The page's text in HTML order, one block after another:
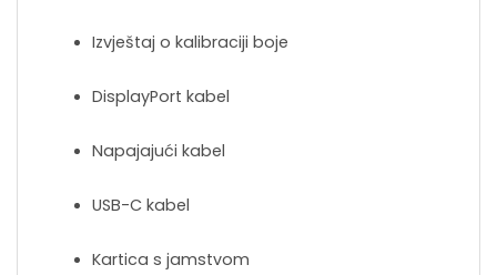
Izvještaj o kalibraciji boje
DisplayPort kabel
Napajajući kabel
USB-C kabel
Kartica s jamstvom